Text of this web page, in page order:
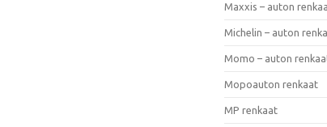
Maxxis – auton
Michelin – auton
Momo – auton
Mopoauton renkaat
MP renkaat